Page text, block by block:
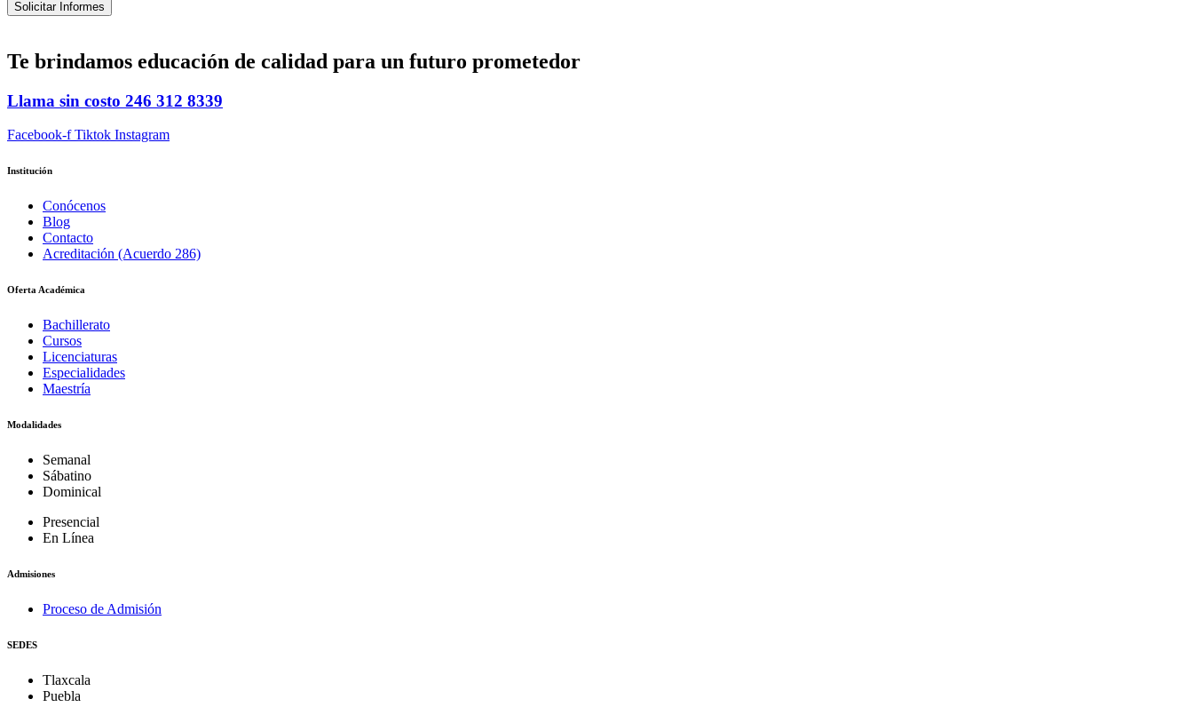
Solicitar Informes
Te brindamos educación de calidad para un futuro prometedor
Llama sin costo 246 312 8339
Facebook-f Tiktok Instagram
Institución
Conócenos
Blog
Contacto
Acreditación (Acuerdo 286)
Oferta Académica
Bachillerato
Cursos
Licenciaturas
Especialidades
Maestría
Modalidades
Semanal
Sábatino
Dominical
Presencial
En Línea
Admisiones
Proceso de Admisión
SEDES
Tlaxcala
Puebla